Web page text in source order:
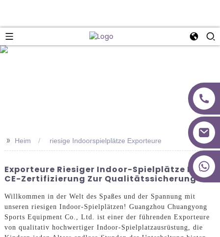
>> Heim riesige Indoorspielplätze Exporteure
Exporteure Riesiger Indoor-Spielplätze Mit
CE-Zertifizierung Zur Qualitätssicherung
Willkommen in der Welt des Spaßes und der Spannung mit
unseren riesigen Indoor-Spielplätzen! Guangzhou Chuangyong
Sports Equipment Co., Ltd. ist einer der führenden Exporteure
von qualitativ hochwertiger Indoor-Spielplatzausrüstung, die